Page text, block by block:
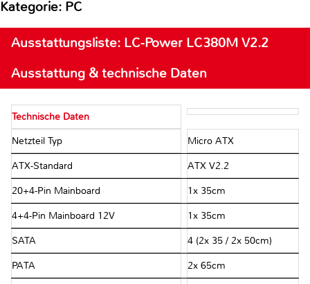
Kategorie: PC
Ausstattungsliste: LC-Power LC380M V2.2
Ausstattung & technische Daten
Technische Daten
Netzteil Typ Micro ATX
ATX-Standard ATX V2.2
20+4-Pin Mainboard 1x 35cm
4+4-Pin Mainboard 12V 1x 35cm
SATA 4 (2x 35 / 2x 50cm)
PATA 2x 65cm